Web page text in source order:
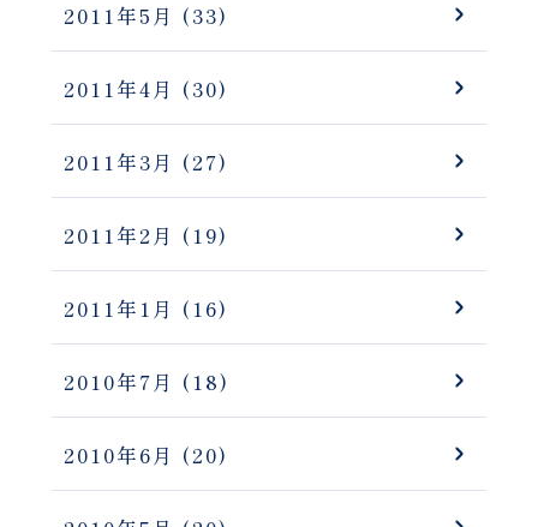
2011年5月 (33)
2011年4月 (30)
2011年3月 (27)
2011年2月 (19)
2011年1月 (16)
2010年7月 (18)
2010年6月 (20)